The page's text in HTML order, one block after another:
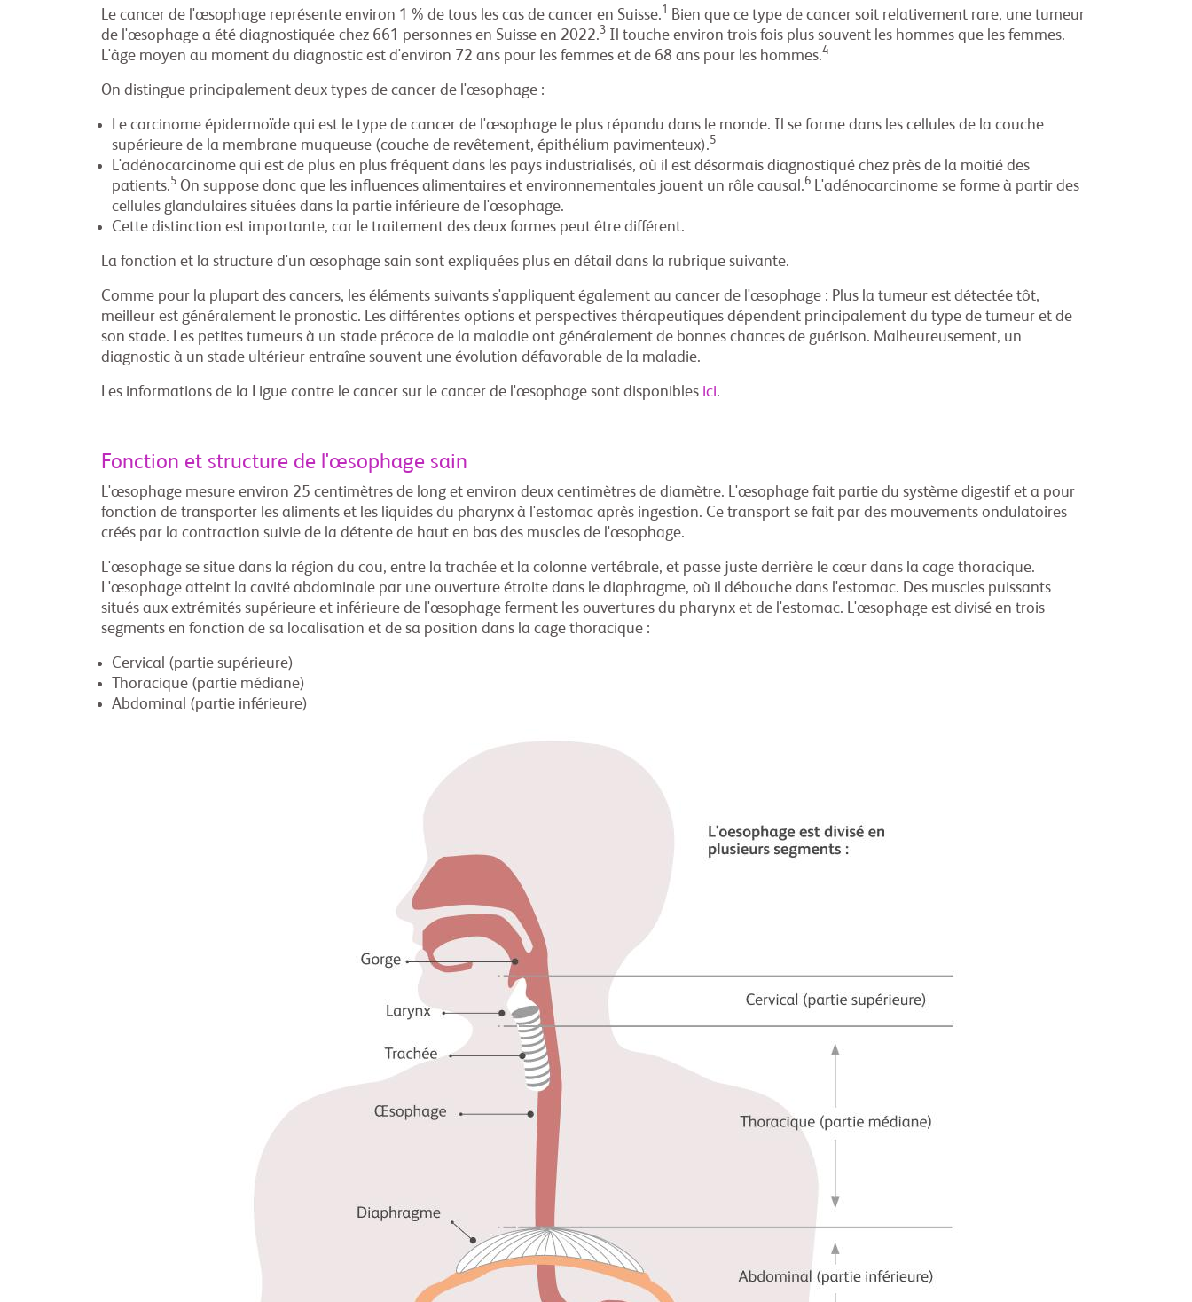
Le cancer de l'œsophage représente environ 1 % de tous les cas de cancer en Suisse.1
Bien que ce type de cancer soit relativement rare, une tumeur
de l'œsophage a été diagnostiquée chez 661 personnes en Suisse en 2022.3 Il touche environ trois fois plus souvent les hommes que les femmes.
L'âge moyen au moment du diagnostic est d'environ 72 ans pour les femmes et de 68 ans pour les hommes.4
On distingue principalement deux types de cancer de l'œsophage :
Le carcinome épidermoïde qui est le type de cancer de l'œsophage le plus répandu dans le monde. Il se forme dans les cellules de la couche
supérieure de la membrane muqueuse (couche de revêtement, épithélium pavimenteux).5
L'adénocarcinome qui est de plus en plus fréquent dans les pays industrialisés, où il est désormais diagnostiqué chez près de la moitié des
patients.5 On suppose donc que les influences alimentaires et environnementales jouent un rôle causal.6 L'adénocarcinome se forme à partir des
cellules glandulaires situées dans la partie inférieure de l'œsophage.
Cette distinction est importante, car le traitement des deux formes peut être différent.
La fonction et la structure d'un œsophage sain sont expliquées plus en détail dans la rubrique suivante.
Comme pour la plupart des cancers, les éléments suivants s'appliquent également au cancer de l'œsophage : Plus la tumeur est détectée tôt,
meilleur est généralement le pronostic. Les différentes options et perspectives thérapeutiques dépendent principalement du type de tumeur et de
son stade. Les petites tumeurs à un stade précoce de la maladie ont généralement de bonnes chances de guérison. Malheureusement, un
diagnostic à un stade ultérieur entraîne souvent une évolution défavorable de la maladie.
Les informations de la Ligue contre le cancer sur le cancer de l'œsophage sont disponibles ici.
Fonction et structure de l'œsophage sain
L'œsophage mesure environ 25 centimètres de long et environ deux centimètres de diamètre. L'œsophage fait partie du système digestif et a pour
fonction de transporter les aliments et les liquides du pharynx à l'estomac après ingestion. Ce transport se fait par des mouvements ondulatoires
créés par la contraction suivie de la détente de haut en bas des muscles de l'œsophage.
L'œsophage se situe dans la région du cou, entre la trachée et la colonne vertébrale, et passe juste derrière le cœur dans la cage thoracique.
L'œsophage atteint la cavité abdominale par une ouverture étroite dans le diaphragme, où il débouche dans l'estomac. Des muscles puissants
situés aux extrémités supérieure et inférieure de l'œsophage ferment les ouvertures du pharynx et de l'estomac. L'œsophage est divisé en trois
segments en fonction de sa localisation et de sa position dans la cage thoracique :
Cervical (partie supérieure)
Thoracique (partie médiane)
Abdominal (partie inférieure)